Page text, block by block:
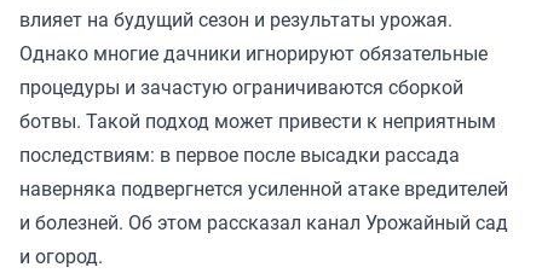
влияет на будущий сезон и результаты урожая.
Однако многие дачники игнорируют обязательные
процедуры и зачастую ограничиваются сборкой
ботвы. Такой подход может привести к неприятным
последствиям: в первое после высадки рассада
наверняка подвергнется усиленной атаке вредителей
и болезней. Об этом рассказал канал Урожайный сад
и огород.